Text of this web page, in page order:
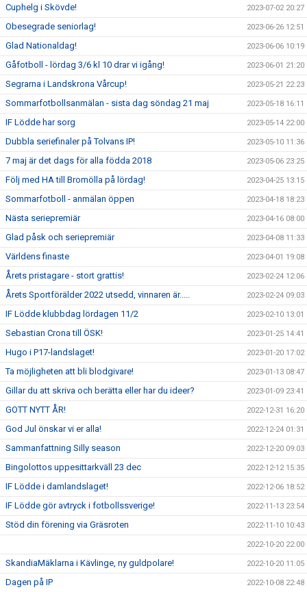
Cuphelg i Skövde! 2023-07-02 20:27
Obesegrade seniorlag! 2023-06-26 12:51
Glad Nationaldag! 2023-06-06 10:19
Gåfotboll - lördag 3/6 kl 10 drar vi igång! 2023-06-01 21:20
Segrarna i Landskrona Vårcup! 2023-05-21 22:23
Sommarfotbollsanmälan - sista dag söndag 21 maj 2023-05-18 16:11
IF Lödde har sorg 2023-05-14 22:00
Dubbla seriefinaler på Tolvans IP! 2023-05-10 11:36
7 maj är det dags för alla födda 2018 2023-05-06 23:25
Följ med HA till Bromölla på lördag! 2023-04-25 13:15
Sommarfotboll - anmälan öppen 2023-04-18 18:23
Nästa seriepremiär 2023-04-16 08:00
Glad påsk och seriepremiär 2023-04-08 11:33
Världens finaste 2023-04-01 19:08
Årets pristagare - stort grattis! 2023-02-24 12:06
Årets Sportförälder 2022 utsedd, vinnaren är..... 2023-02-24 09:03
IF Lödde klubbdag lördagen 11/2 2023-02-10 13:01
Sebastian Crona till ÖSK! 2023-01-25 14:41
Hugo i P17-landslaget! 2023-01-20 17:02
Ta möjligheten att bli blodgivare! 2023-01-13 08:47
Gillar du att skriva och berätta eller har du ideer? 2023-01-09 23:41
GOTT NYTT ÅR! 2022-12-31 16:20
God Jul önskar vi er alla! 2022-12-24 01:31
Sammanfattning Silly season 2022-12-20 09:03
Bingolottos uppesittarkväll 23 dec 2022-12-12 15:35
IF Lödde i damlandslaget! 2022-12-06 18:52
IF Lödde gör avtryck i fotbollssverige! 2022-11-13 23:54
Stöd din förening via Gräsroten 2022-11-10 10:43
2022-10-20 22:00
SkandiaMäklarna i Kävlinge, ny guldpolare! 2022-10-20 11:05
Dagen på IP 2022-10-08 22:48